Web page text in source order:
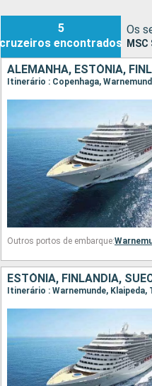
5
cruzeiros encontrados
Os
ALEMANHA, ESTÓNIA,
Itinerário : Copenhaga,
Outros portos de embarque:
ESTÓNIA, FINLÂNDIA,
Itinerário : Warnemunde,